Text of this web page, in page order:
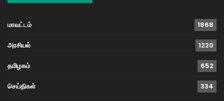
மாவட்டம் 1868
அரசியல் 1220
தமிழகம் 652
செய்திகள் 334